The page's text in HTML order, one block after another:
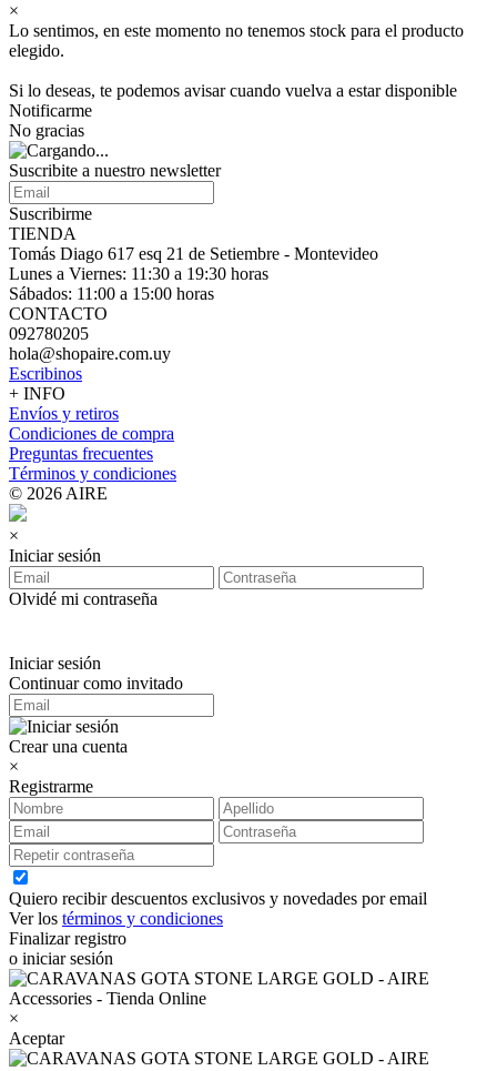
×
Lo sentimos, en este momento no tenemos stock para el producto
elegido.
Si lo deseas, te podemos avisar cuando vuelva a estar disponible
Notificarme
No gracias
Suscribite a nuestro newsletter
Suscribirme
TIENDA
Tomás Diago 617 esq 21 de Setiembre - Montevideo
Lunes a Viernes: 11:30 a 19:30 horas
Sábados: 11:00 a 15:00 horas
CONTACTO
092780205
hola@shopaire.com.uy
Escribinos
+ INFO
Envíos y retiros
Condiciones de compra
Preguntas frecuentes
Términos y condiciones
© 2026 AIRE
×
Iniciar sesión
Olvidé mi contraseña
Iniciar sesión
Continuar como invitado
Crear una cuenta
×
Registrarme
Quiero recibir descuentos exclusivos y novedades por email
Ver los términos y condiciones
Finalizar registro
o iniciar sesión
×
Aceptar